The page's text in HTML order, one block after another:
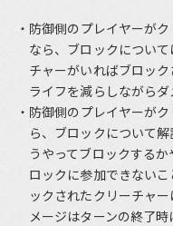
防御側のプレイヤーが
なら、ブロックについ
チャーがいればブロック
ライフを減らしながら
防御側のプレイヤーが
ら、ブロックについて
うやってブロックする
ロックに参加できない
ックされたクリーチャ
メージはターンの終了